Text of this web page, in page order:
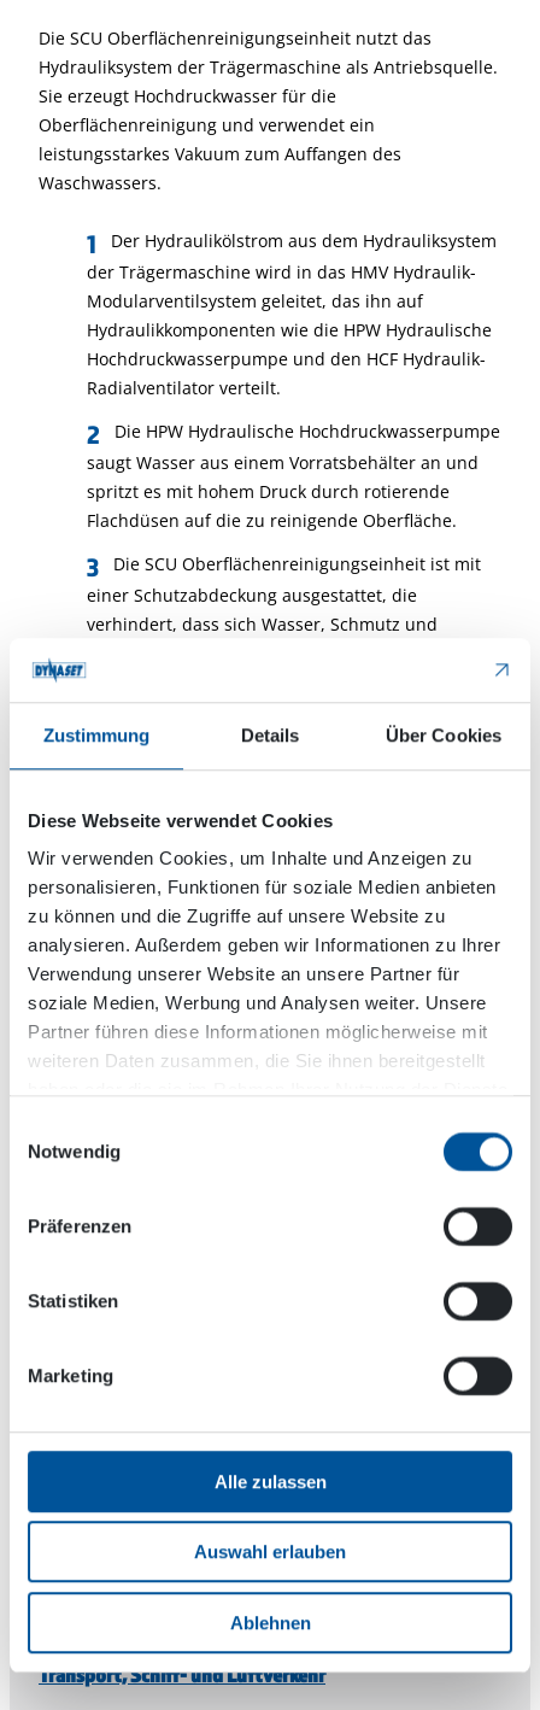
Zustimmung Details Über Cookies
Diese Webseite verwendet Cookies
Wir verwenden Cookies, um Inhalte und Anzeigen zu
personalisieren, Funktionen für soziale Medien anbieten
zu können und die Zugriffe auf unsere Website zu
analysieren. Außerdem geben wir Informationen zu Ihrer
Verwendung unserer Website an unsere Partner für
soziale Medien, Werbung und Analysen weiter. Unsere
Partner führen diese Informationen möglicherweise mit
weiteren Daten zusammen, die Sie ihnen bereitgestellt
Notwendig
Präferenzen
Statistiken
Marketing
Alle zulassen
Auswahl erlauben
Ablehnen
Die SCU Oberflächenreinigungseinheit nutzt das
Hydrauliksystem der Trägermaschine als Antriebsquelle.
Sie erzeugt Hochdruckwasser für die
Oberflächenreinigung und verwendet ein
leistungsstarkes Vakuum zum Auffangen des
Waschwassers.
Der Hydraulikölstrom aus dem Hydrauliksystem
der Trägermaschine wird in das HMV Hydraulik-
Modularventilsystem geleitet, das ihn auf
Hydraulikkomponenten wie die HPW Hydraulische
Hochdruckwasserpumpe und den HCF Hydraulik-
Radialventilator verteilt.
Die HPW Hydraulische Hochdruckwasserpumpe
saugt Wasser aus einem Vorratsbehälter an und
spritzt es mit hohem Druck durch rotierende
Flachdüsen auf die zu reinigende Oberfläche.
Die SCU Oberflächenreinigungseinheit ist mit
einer Schutzabdeckung ausgestattet, die
verhindert, dass sich Wasser, Schmutz und
Der HCF-Hydraulik-Zentrifugalventilator saugt
Wasser und Schmutz von der Oberfläche ab und
Wahlweise kann das Hochdruckwasser in ein
Frontalwaschrohr für die Straßenreinigung oder in
eine Waschpistole für allgemeine
Druckreinigungsaufgaben geleitet werden.
Funktionen wie z. B. die Absaugung können je
nach den spezifischen Reinigungsanforderungen
aktiviert oder deaktiviert werden.
Geeignete Trägermaschinen
Traktoren und Landmaschinen
Einsatzgebiete
Immobilien Management
Transport, Schiff- und Luftverkehr